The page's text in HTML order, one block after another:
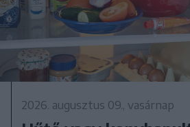
2026. augusztus 09., vasárnap